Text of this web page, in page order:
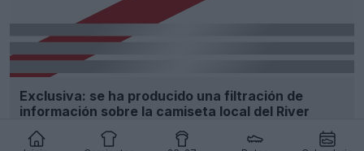
Exclusiva: se ha producido una filtración de
información sobre la camiseta local del River
Plate para la temporada 27-28
FILTRACIÓN 13 2.8K